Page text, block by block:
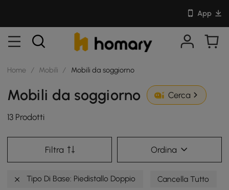
App
Home / Mobili / Mobili da soggiorno
Mobili da soggiorno Cerca
13 Prodotti
Filtra Ordina
Tipo Di Base: Piedistallo Doppio Cancella Tutto